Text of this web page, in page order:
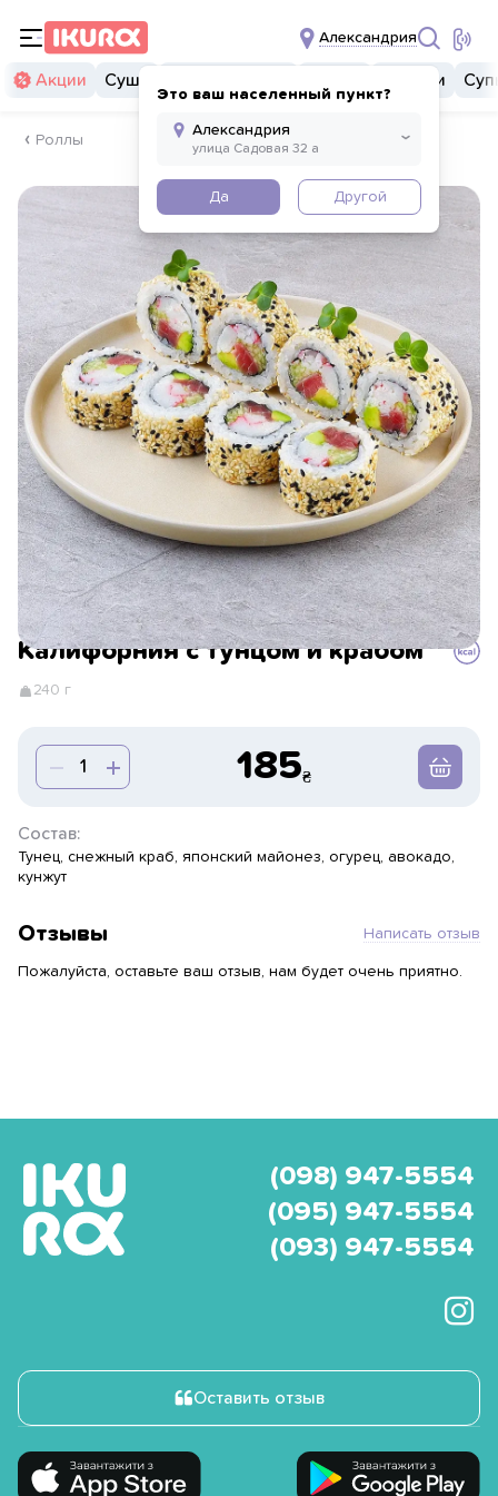
Александрия
Это ваш населенный пункт?
Да Другой
Акции Суши Закуски
Роллы
Калифорния с тунцом и крабом
240 г
185
Состав:
Тунец, снежный краб, японский майонез, огурец, авокадо,
кунжут
Отзывы Написать отзыв
Пожалуйста, оставьте ваш отзыв, нам будет очень приятно.
(098) 947-5554
(095) 947-5554
(093) 947-5554
Оставить отзыв